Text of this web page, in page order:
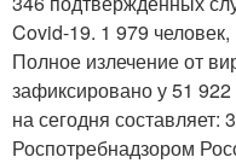
Covid-19. 1 979
Полное излечение от
зафиксировано у 51 922
на сегодня
Роспотребнадзором